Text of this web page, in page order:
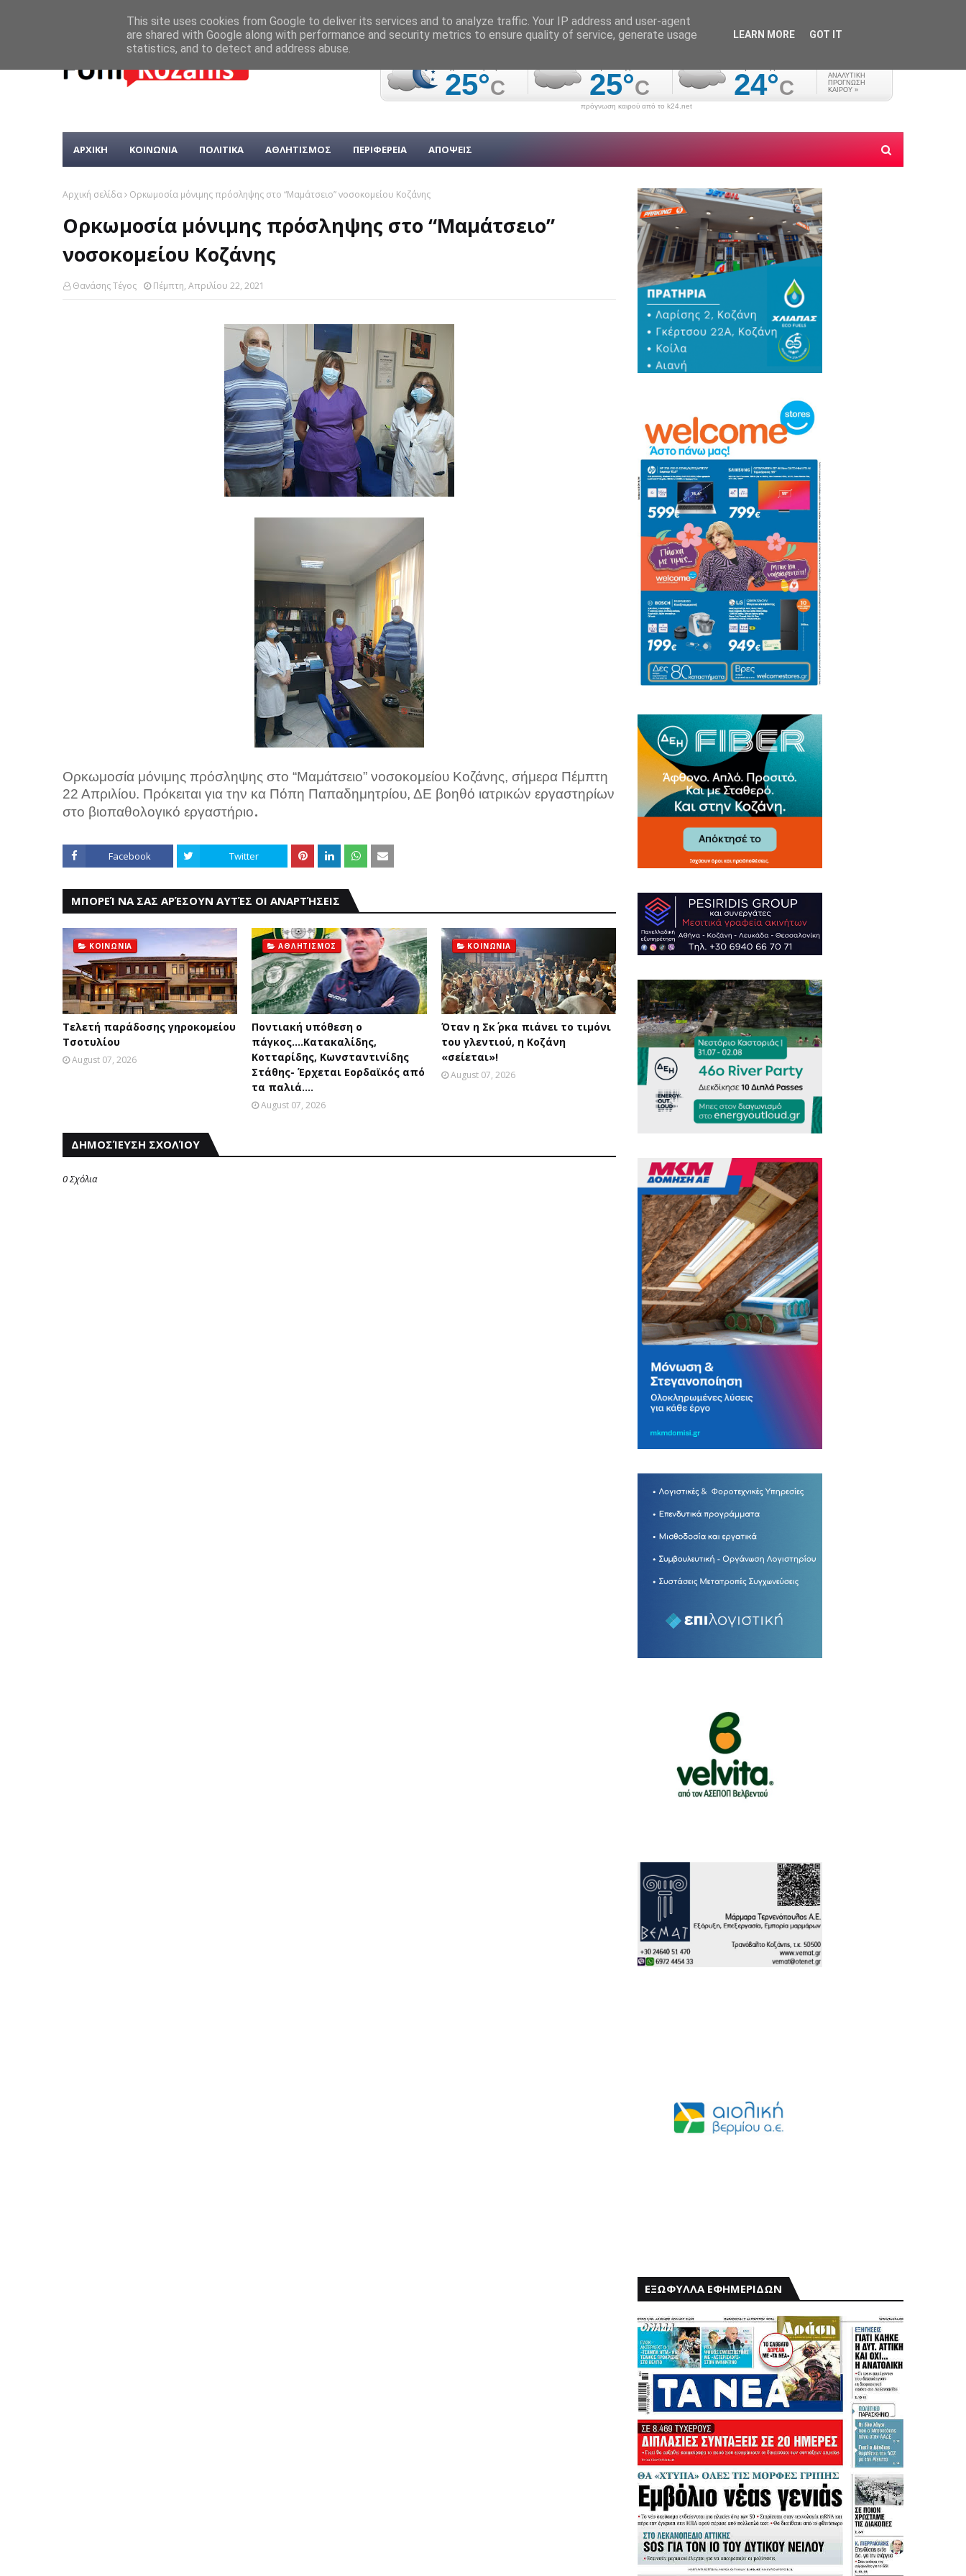
πρόγνωση καιρού από το k24.net
ΑΡΧΙΚΗ ΚΟΙΝΩΝΙΑ ΠΟΛΙΤΙΚΑ ΑΘΛΗΤΙΣΜΟΣ ΠΕΡΙΦΕΡΕΙΑ ΑΠΟΨΕΙΣ
Αρχική σελίδα Ορκωμοσία μόνιμης πρόσληψης στο “Μαμάτσειο” νοσοκομείου Κοζάνης
Ορκωμοσία μόνιμης πρόσληψης στο “Μαμάτσειο”
νοσοκομείου Κοζάνης
Θανάσης Τέγος Πέμπτη, Απριλίου 22, 2021
Ορκωμοσία μόνιμης πρόσληψης στο “Μαμάτσειο” νοσοκομείου Κοζάνης, σήμερα Πέμπτη
22 Απριλίου. Πρόκειται για την κα Πόπη Παπαδημητρίου, ΔΕ βοηθό ιατρικών εργαστηρίων
στο βιοπαθολογικό εργαστήριο.
Facebook Twitter
ΜΠΟΡΕΊ ΝΑ ΣΑΣ ΑΡΈΣΟΥΝ ΑΥΤΈΣ ΟΙ ΑΝΑΡΤΉΣΕΙΣ
ΚΟΙΝΩΝΙΑ
Τελετή παράδοσης γηροκομείου
Τσοτυλίου
August 07, 2026
ΑΘΛΗΤΙΣΜΟΣ
Ποντιακή υπόθεση ο
πάγκος....Κατακαλίδης,
Κοτταρίδης, Κωνσταντινίδης
Στάθης- Έρχεται Εορδαϊκός από
τα παλιά....
August 07, 2026
ΚΟΙΝΩΝΙΑ
Όταν η Σκ΄ ρκα πιάνει το τιμόνι
του γλεντιού, η Κοζάνη
«σείεται»!
August 07, 2026
ΔΗΜΟΣΊΕΥΣΗ ΣΧΟΛΊΟΥ
0 Σχόλια
ΕΞΩΦΥΛΛΑ ΕΦΗΜΕΡΙΔΩΝ
This site uses cookies from Google to deliver its services and to analyze traffic. Your IP address and user-agent
are shared with Google along with performance and security metrics to ensure quality of service, generate usage
statistics, and to detect and address abuse.
LEARN MORE GOT IT